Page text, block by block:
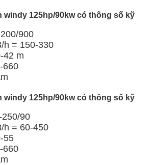
windy 125hp/90kw có thông số kỹ
900
h = 150-330
42 m
660
windy 125hp/90kw có thông số kỹ
90
h = 60-450
55
660